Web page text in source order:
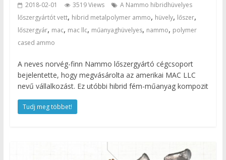
2018-02-01 3519 Views
A Nammo hibridhüvelyes
lőszergyártót vett, hibrid metalpolymer ammo, hüvely, lőszer,
lőszergyár, mac, mac llc, műanyaghüvelyes, nammo, polymer
cased ammo
A neves norvég-finn Nammo lőszergyártó cégcsoport
bejelentette, hogy megvásárolta az amerikai MAC LLC
nevű vállalkozást. Ez utóbbi hibrid fém-műanyag kompozit
Tudj meg többet!